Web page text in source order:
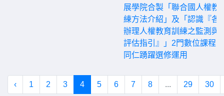
展學院合製「聯合國人權教
練方法介紹」及「認識『各
辦理人權教育訓練之監測與
評估指引』」2門數位課程
同仁踴躍選修運用
‹ 1 2 3 4 5 6 7 8 ... 29 30